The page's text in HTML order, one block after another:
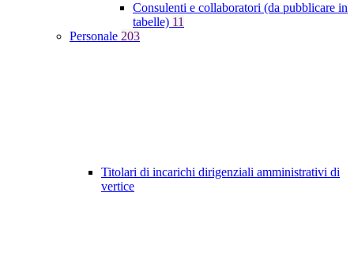
Consulenti e collaboratori (da pubblicare in
tabelle) 11
Personale 203
Titolari di incarichi dirigenziali amministrativi di
vertice